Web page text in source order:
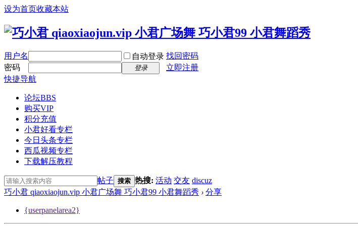
设为首页收藏本站
用户名 自动登录 找回密码
密码
登录
立即注册
快捷导航
论坛BBS
购买VIP
积分充值
小君好看专栏
今日头条专栏
西瓜视频专栏
下载解压教程
帖子 搜索 热搜: 活动 交友 discuz
巧小君 qiaoxiaojun.vip 小君广场舞 巧小君99 小君舞蹈秀 › 分享
{userpanelarea2}